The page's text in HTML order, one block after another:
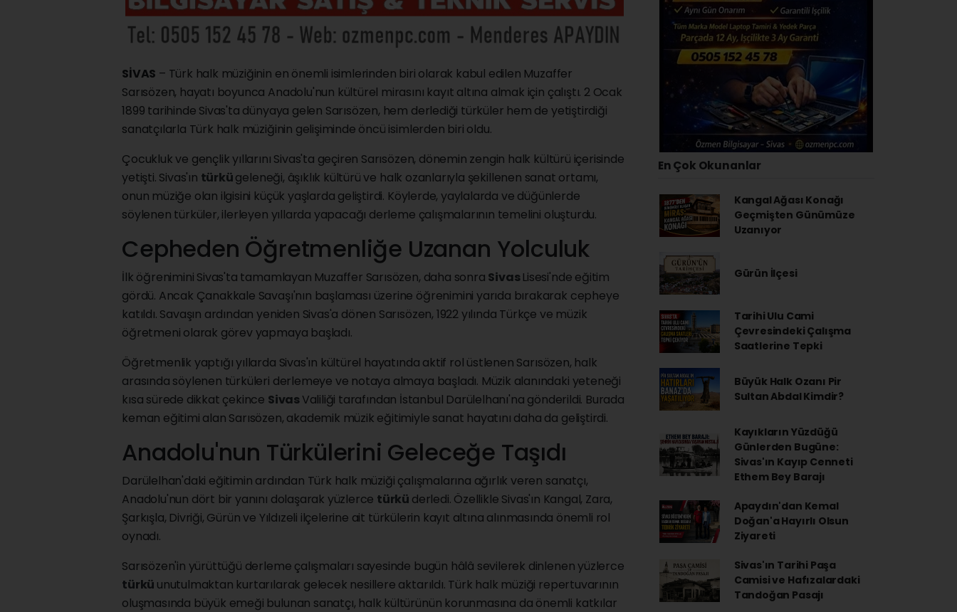
SİVAS – Türk halk müziğinin en önemli isimlerinden biri olarak kabul edilen Muzaffer
Sarısözen, hayatı boyunca Anadolu'nun kültürel mirasını kayıt altına almak için çalıştı. 2 Ocak
1899 tarihinde Sivas'ta dünyaya gelen Sarısözen, hem derlediği türküler hem de yetiştirdiği
sanatçılarla Türk halk müziğinin gelişiminde öncü isimlerden biri oldu.
Çocukluk ve gençlik yıllarını Sivas'ta geçiren Sarısözen, dönemin zengin halk kültürü içerisinde
yetişti. Sivas'ın türkügeleneği, âşıklık kültürü ve halk ozanlarıyla şekillenen sanat ortamı,
onun müziğe olan ilgisini küçük yaşlarda geliştirdi. Köylerde, yaylalarda ve düğünlerde
söylenen türküler, ilerleyen yıllarda yapacağı derleme çalışmalarının temelini oluşturdu.
Cepheden Öğretmenliğe Uzanan Yolculuk
İlk öğrenimini Sivas'ta tamamlayan Muzaffer Sarısözen, daha sonra SivasLisesi'nde eğitim
gördü. Ancak Çanakkale Savaşı'nın başlaması üzerine öğrenimini yarıda bırakarak cepheye
katıldı. Savaşın ardından yeniden Sivas'a dönen Sarısözen, 1922 yılında Türkçe ve müzik
öğretmeni olarak görev yapmaya başladı.
Öğretmenlik yaptığı yıllarda Sivas'ın kültürel hayatında aktif rol üstlenen Sarısözen, halk
arasında söylenen türküleri derlemeye ve notaya almaya başladı. Müzik alanındaki yeteneği
kısa sürede dikkat çekince SivasValiliği tarafından İstanbul Darülelhanı'na gönderildi. Burada
keman eğitimi alan Sarısözen, akademik müzik eğitimiyle sanat hayatını daha da geliştirdi.
Anadolu'nun Türkülerini Geleceğe Taşıdı
Darülelhan'daki eğitimin ardından Türk halk müziği çalışmalarına ağırlık veren sanatçı,
Anadolu'nun dört bir yanını dolaşarak yüzlerce türkü derledi. Özellikle Sivas'ın Kangal, Zara,
Şarkışla, Divriği, Gürün ve Yıldızeli ilçelerine ait türkülerin kayıt altına alınmasında önemli rol
oynadı.
Sarısözen'in yürüttüğü derleme çalışmaları sayesinde bugün hâlâ sevilerek dinlenen yüzlerce
türkü unutulmaktan kurtarılarak gelecek nesillere aktarıldı. Türk halk müziği repertuvarının
oluşmasında büyük emeği bulunan sanatçı, halk kültürünün korunmasına da önemli katkılar
En Çok Okunanlar
Kangal Ağası Konağı
Geçmişten Günümüze
Uzanıyor
Gürün İlçesi
Tarihi Ulu Cami
Çevresindeki Çalışma
Saatlerine Tepki
Büyük Halk Ozanı Pir
Sultan Abdal Kimdir?
Kayıkların Yüzdüğü
Günlerden Bugüne:
Sivas'ın Kayıp Cenneti
Ethem Bey Barajı
Apaydın'dan Kemal
Doğan'a Hayırlı Olsun
Ziyareti
Sivas'ın Tarihi Paşa
Camisi ve Hafızalardaki
Tandoğan Pasajı